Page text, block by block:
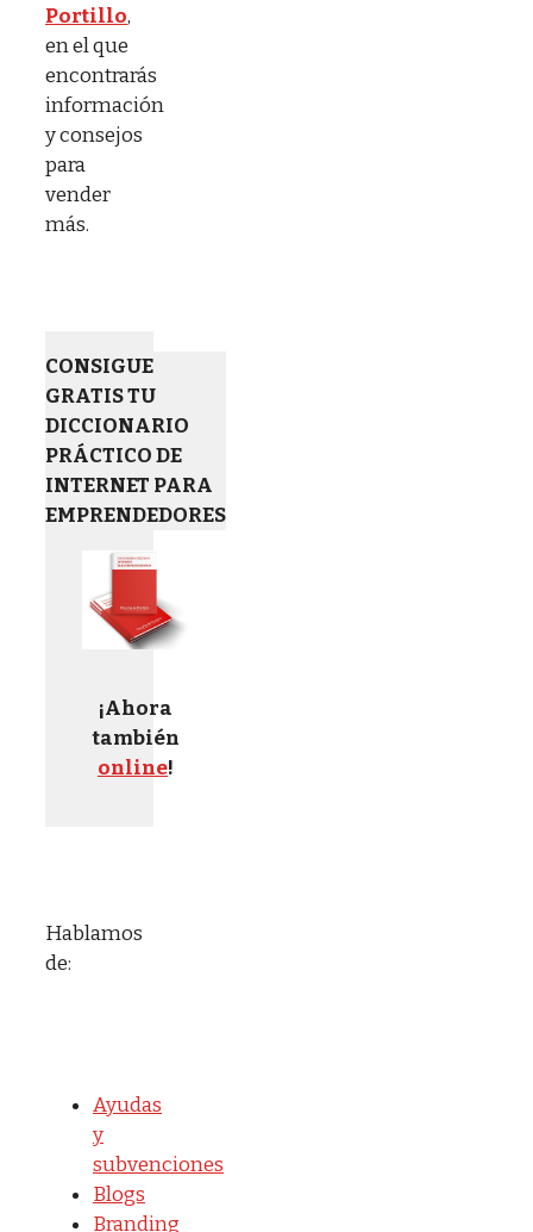
Portillo,
en el que
encontrarás
información
y consejos
para
vender
más.
CONSIGUE
GRATIS TU
DICCIONARIO
PRÁCTICO DE
INTERNET PARA
EMPRENDEDORES
¡Ahora
también
online!
Hablamos
de:
Ayudas
y
subvenciones
Blogs
Branding